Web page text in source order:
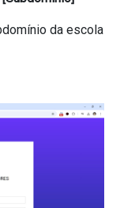
da escola